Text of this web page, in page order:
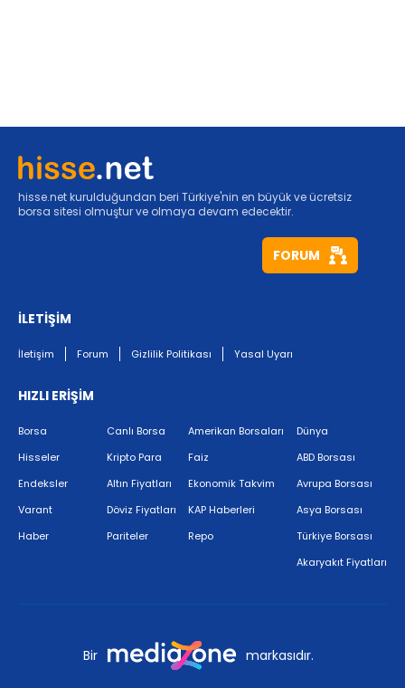
hisse.net kurulduğundan beri Türkiye'nin en büyük ve ücretsiz
borsa sitesi olmuştur ve olmaya devam edecektir.
FORUM
İLETİŞİM
İletişim Forum Gizlilik Politikası Yasal Uyarı
HIZLI ERİŞİM
Borsa
Hisseler
Endeksler
Varant
Haber
Canlı Borsa
Kripto Para
Altın Fiyatları
Döviz Fiyatları
Pariteler
Amerikan Borsaları
Faiz
Ekonomik Takvim
KAP Haberleri
Repo
Dünya
ABD Borsası
Avrupa Borsası
Asya Borsası
Türkiye Borsası
Akaryakıt Fiyatları
Bir markasıdır.